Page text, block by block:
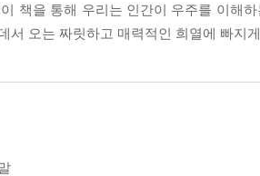
책을 통해 우리는 인간이 우주를 이해
서 오는 짜릿하고 매력적인 희열에 빠지